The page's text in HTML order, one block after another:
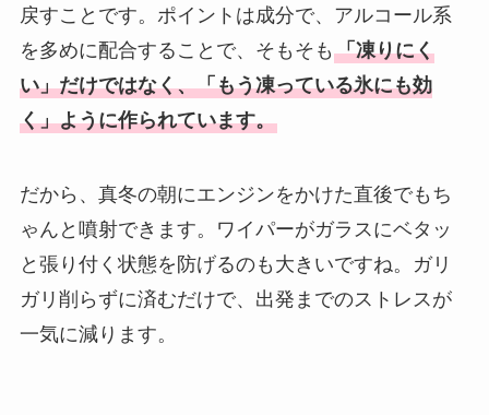
戻すことです。ポイントは成分で、アルコール系
を多めに配合することで、そもそも 「凍りにく
い」だけではなく、「もう凍っている氷にも効
く」ように作られています。
だから、真冬の朝にエンジンをかけた直後でもち
ゃんと噴射できます。ワイパーがガラスにベタッ
と張り付く状態を防げるのも大きいですね。ガリ
ガリ削らずに済むだけで、出発までのストレスが
一気に減ります。